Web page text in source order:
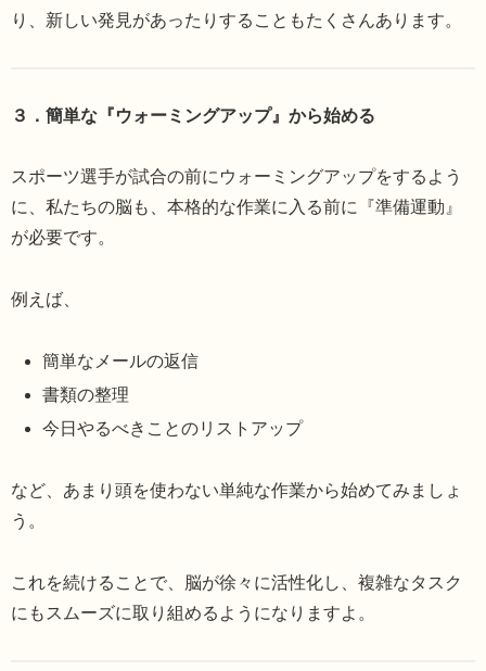
り、新しい発見があったりすることもたくさんあります。
３．簡単な『ウォーミングアップ』から始める
スポーツ選手が試合の前にウォーミングアップをするよう
に、私たちの脳も、本格的な作業に入る前に『準備運動』
が必要です。
例えば、
簡単なメールの返信
書類の整理
今日やるべきことのリストアップ
など、あまり頭を使わない単純な作業から始めてみましょ
う。
これを続けることで、脳が徐々に活性化し、複雑なタスク
にもスムーズに取り組めるようになりますよ。